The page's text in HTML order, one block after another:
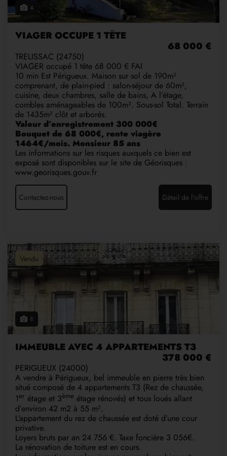
4
VIAGER OCCUPE 1 TÊTE
68 000 €
TRELISSAC (24750)
VIAGER occupé 1 tête 68 000 € FAI
10 min Est Périgueux. Maison sur sol de 190m²
comprenant, de plain-pied : salon-séjour de 60m²,
cuisine, deux chambres, salle de bains, A l’étage,
combles aménageables de 100m². Sous-sol Total. Terrain
de 1435m² clôt et arborés.
Valeur d’enregistrement 300 000€
Bouquet de 68 000€, rente viagère
1464€/mois. Monsieur 85 ans
Les informations sur les risques auxquels ce bien est
exposé sont disponibles sur le site de Géorisques :
www.georisques.gouv.fr
Contactez-nous Détail de l'offre
Vendu
8
IMMEUBLE AVEC 4 APPARTEMENTS T3
378 000 €
PERIGUEUX (24000)
A vendre à Périgueux, bel immeuble en pierre très bien
situé composé de 4 appartements T3 (Rez de chaussée,
1er étage et 3ème étage rénovés) et tous loués allant
d’environ 42 m2 à 55 m².
L’appartement du rez de chaussée est doté d’une cour
privative.
Loyers bruts par an 24 756 €. Taxe foncière 3 056€.
La rénovation de toiture est en cours.